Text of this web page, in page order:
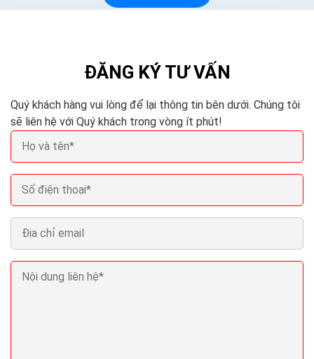
– một chuyên gia trong lĩnh vực quảng bá sản phẩm
Marketing tiếp thị quảng cáo truyền miệng hình
ĐĂNG KÝ TƯ VẤN
Quý khách hàng vui lòng để lại thông tin bên dưới. Chúng tôi
sẽ liên hệ với Quý khách trong vòng ít phút!